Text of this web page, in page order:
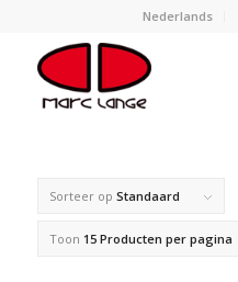
Nederlands
Sorteer op Standaard
Toon 15 Producten per pagina